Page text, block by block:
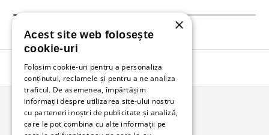
Înapoi în sus
Bunzl Romania
×
Acest site web folosește
cookie-uri
Folosim cookie-uri pentru a personaliza
conținutul, reclamele și pentru a ne analiza
traficul. De asemenea, împărtășim
informații despre utilizarea site-ului nostru
cu partenerii noștri de publicitate și analiză,
care le pot combina cu alte informații pe